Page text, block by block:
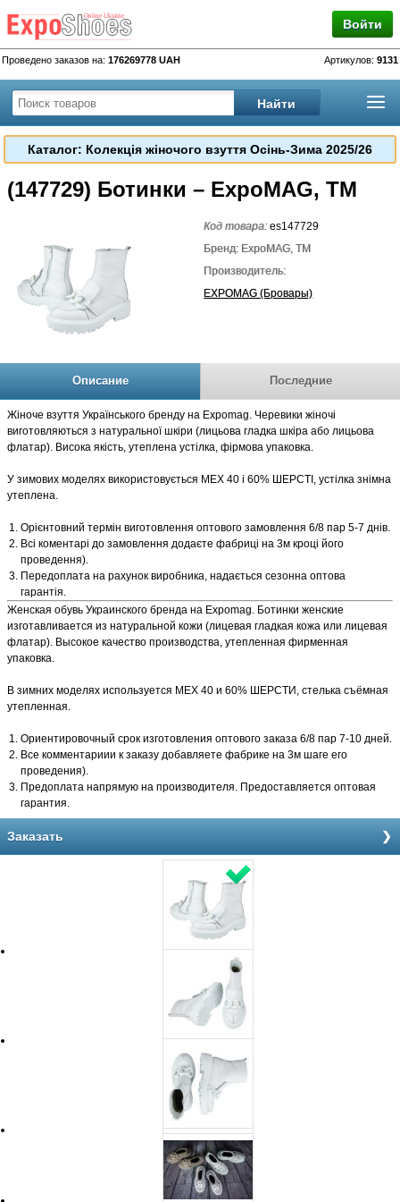
Войти
Проведено заказов на: 176269778 UAH Артикулов: 9131
Каталог: Колекція жіночого взуття Осінь-Зима 2025/26
(147729) Ботинки – ExpoMAG, TM
Код товара:es147729
Бренд: ExpoMAG, TM
Производитель:
EXPOMAG (Бровары)
Описание Последние
Жіноче взуття Українського бренду на Expomag. Черевики жіночі
виготовляються з натуральної шкіри (лицьова гладка шкіра або лицьова
флатар). Висока якість, утеплена устілка, фірмова упаковка.
У зимових моделях використовується МЕХ 40 і 60% ШЕРСТІ, устілка знімна
утеплена.
Орієнтовний термін виготовлення оптового замовлення 6/8 пар 5-7 днів.
Всі коментарі до замовлення додаєте фабриці на 3м кроці його
проведення).
Передоплата на рахунок виробника, надається сезонна оптова
гарантія.
Женская обувь Украинского бренда на Expomag. Ботинки женские
изготавливается из натуральной кожи (лицевая гладкая кожа или лицевая
флатар). Высокое качество производства, утепленная фирменная
упаковка.
В зимних моделях используется МЕХ 40 и 60% ШЕРСТИ, стелька съёмная
утепленная.
Ориентировочный срок изготовления оптового заказа 6/8 пар 7-10 дней.
Все комментариии к заказу добавляете фабрике на 3м шаге его
проведения).
Предоплата напрямую на производителя. Предоставляется оптовая
гарантия.
Заказать